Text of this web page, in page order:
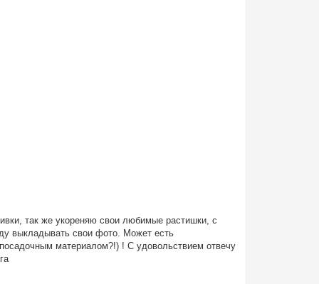
так же укореняю свои любимые растишки, с
выкладывать свои фото. Может есть
материалом?!) ! С удовольствием отвечу